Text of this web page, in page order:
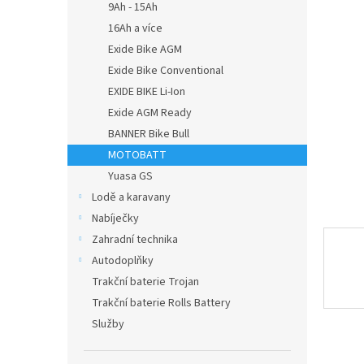
9Ah - 15Ah
16Ah a více
Exide Bike AGM
Exide Bike Conventional
EXIDE BIKE Li-Ion
Exide AGM Ready
BANNER Bike Bull
MOTOBATT
Yuasa GS
Lodě a karavany
Nabíječky
Zahradní technika
Autodoplňky
Trakční baterie Trojan
Trakční baterie Rolls Battery
Služby